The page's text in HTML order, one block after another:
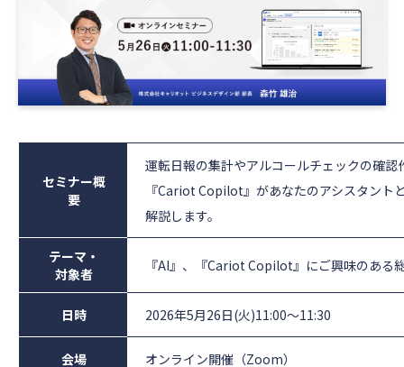
セミナー概
要
運転日報の集計やアルコールチェックの確
『Cariot Copilot』があなたのアシスタント
解説します。
テーマ・
対象者
『AI』、『Cariot Copilot』にご興味のある
日時 2026年5月26日(火)11:00～11:30
会場 オンライン開催（Zoom）